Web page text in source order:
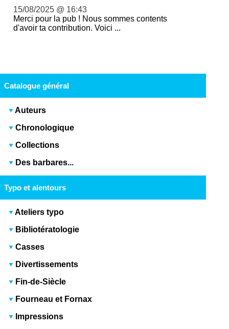
15/08/2025 @ 16:43
Merci pour la pub ! Nous sommes contents
d'avoir ta contribution. Voici ...
Catalogue général
Auteurs
Chronologique
Collections
Des barbares...
Typo et alentours
Ateliers typo
Bibliotératologie
Casses
Divertissements
Fin-de-Siècle
Fourneau et Fornax
Impressions